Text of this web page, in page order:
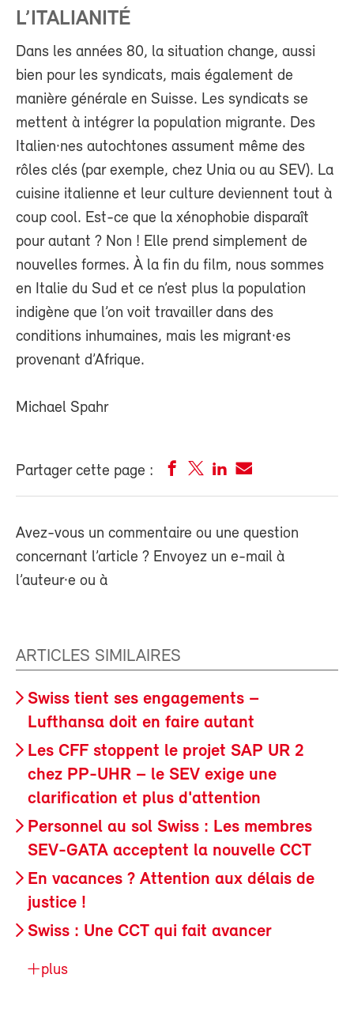
L’ITALIANITÉ
Dans les années 80, la situation change, aussi
bien pour les syndicats, mais également de
manière générale en Suisse. Les syndicats se
mettent à intégrer la population migrante. Des
Italien·nes autochtones assument même des
rôles clés (par exemple, chez Unia ou au SEV). La
cuisine italienne et leur culture deviennent tout à
coup cool. Est-ce que la xénophobie disparaît
pour autant ? Non ! Elle prend simplement de
nouvelles formes. À la fin du film, nous sommes
en Italie du Sud et ce n’est plus la population
indigène que l’on voit travailler dans des
conditions inhumaines, mais les migrant·es
provenant d’Afrique.
Michael Spahr
Partager cette page :
Avez-vous un commentaire ou une question
concernant l’article ? Envoyez un e-mail à
l’auteur·e ou à
ARTICLES SIMILAIRES
Swiss tient ses engagements –
Lufthansa doit en faire autant
Les CFF stoppent le projet SAP UR 2
chez PP-UHR – le SEV exige une
clarification et plus d'attention
Personnel au sol Swiss : Les membres
SEV-GATA acceptent la nouvelle CCT
En vacances ? Attention aux délais de
justice !
Swiss : Une CCT qui fait avancer
plus